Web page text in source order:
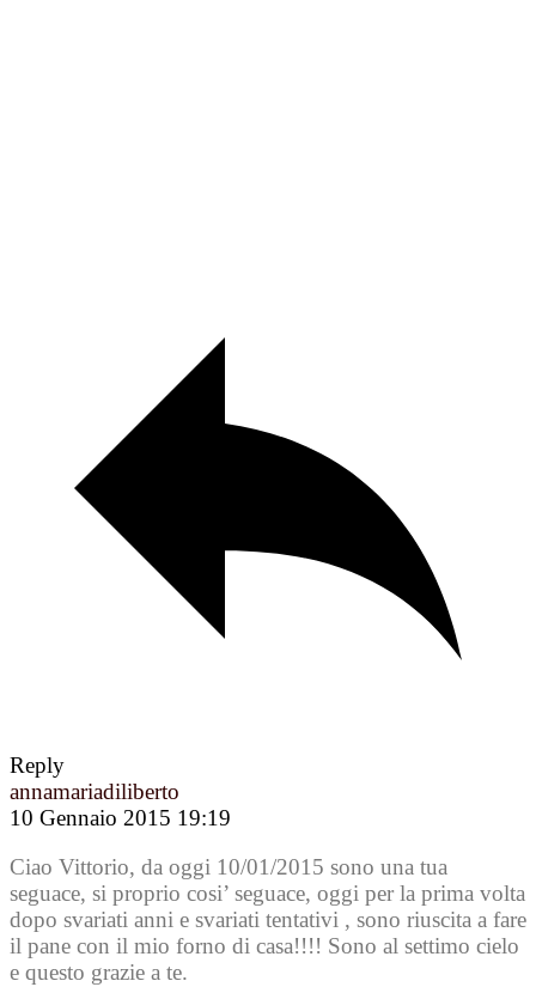
Reply
annamariadiliberto
10 Gennaio 2015 19:19
Ciao Vittorio, da oggi 10/01/2015 sono una tua
seguace, si proprio cosi’ seguace, oggi per la prima volta
dopo svariati anni e svariati tentativi , sono riuscita a fare
il pane con il mio forno di casa!!!! Sono al settimo cielo
e questo grazie a te.